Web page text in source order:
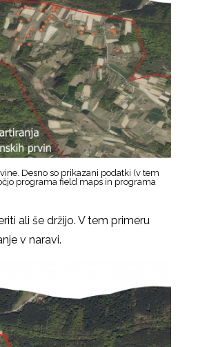
Desno so prikazani podatki (v tem
programa field maps in programa
ali še držijo. V tem primeru
v naravi.